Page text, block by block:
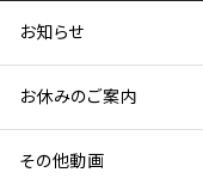
お知らせ
お休みのご案内
その他動画